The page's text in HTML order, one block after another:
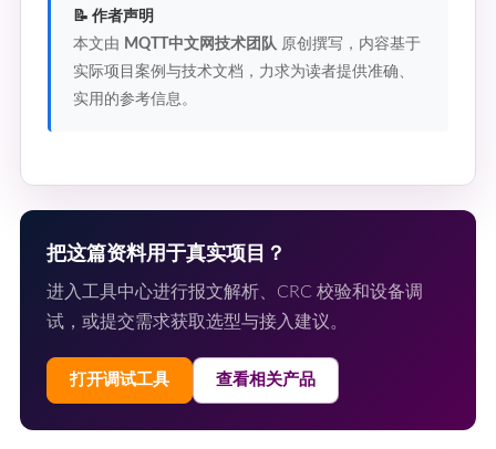
📝 作者声明
本文由 MQTT中文网技术团队 原创撰写，内容基于
实际项目案例与技术文档，力求为读者提供准确、
实用的参考信息。
把这篇资料用于真实项目？
进入工具中心进行报文解析、CRC 校验和设备调
试，或提交需求获取选型与接入建议。
打开调试工具 查看相关产品